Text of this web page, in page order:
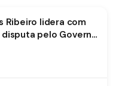
Ribeiro lidera com
pelo Governo